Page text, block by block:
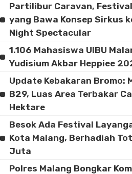
Partilibur Caravan,
yang Bawa Konsep Sirkus
Night Spectacular
1.106 Mahasiswa UIBU
Yudisium Akbar Heppiee
Update Kebakaran Bromo:
B29, Luas Area Terbakar
Hektare
Besok Ada Festival
Kota Malang, Berhadiah
Juta
Polres Malang Bongkar